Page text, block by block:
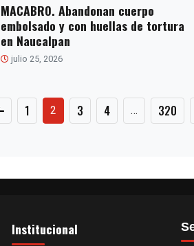
MACABRO. Abandonan cuerpo
embolsado y con huellas de tortura
en Naucalpan
julio 25, 2026
Paginación
1 2 3 4 … 320
Institucional